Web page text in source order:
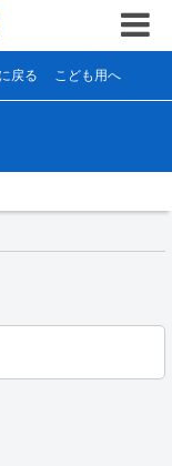
戻る こども用へ